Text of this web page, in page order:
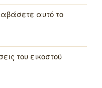
αυτό το
του εικοστού